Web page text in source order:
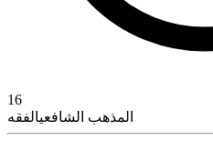
16
المذهب الشافعيالفقه